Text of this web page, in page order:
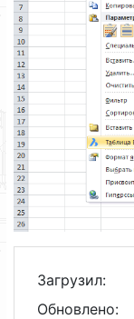
Загрузил:
Обновлено: